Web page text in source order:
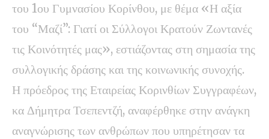
του 1ου Γυμνασίου Κορίνθου, με θέμα «Η αξία
του “Μαζί”: Γιατί οι Σύλλογοι Κρατούν Ζωντανές
τις Κοινότητές μας», εστιάζοντας στη σημασία της
συλλογικής δράσης και της κοινωνικής συνοχής.
Η πρόεδρος της Εταιρείας Κορινθίων Συγγραφέων,
κα Δήμητρα Τσεπεντζή, αναφέρθηκε στην ανάγκη
αναγνώρισης των ανθρώπων που υπηρέτησαν τα